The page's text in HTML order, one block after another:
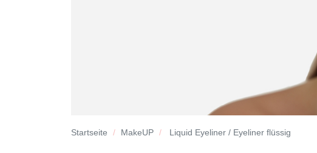
Startseite MakeUP Liquid Eyeliner / Eyeliner flüssig